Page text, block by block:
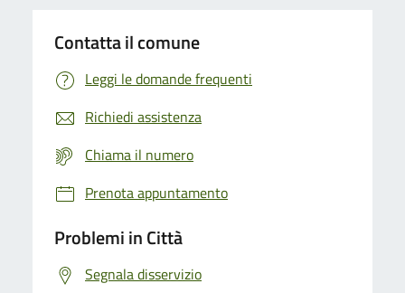
Contatta il comune
Leggi le domande frequenti
Richiedi assistenza
Chiama il numero
Prenota appuntamento
Problemi in Città
Segnala disservizio